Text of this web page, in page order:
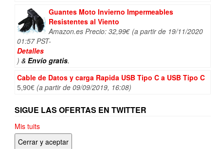
Guantes Moto Invierno Impermeables
Resistentes al Viento
Amazon.es Precio: 32,99€ (a partir de 19/11/2020
01:57 PST-
Detalles
) & Envío gratis.
Cable de Datos y carga Rapida USB Tipo C a USB Tipo C
5,90€ (a partir de 09/09/2019, 16:08)
SIGUE LAS OFERTAS EN TWITTER
Mis tuits